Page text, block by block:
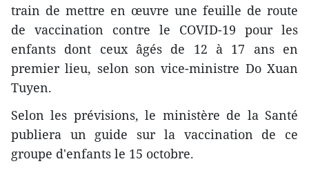
train de mettre en œuvre une feuille de route
de vaccination contre le COVID-19 pour les
enfants dont ceux âgés de 12 à 17 ans en
premier lieu, selon son vice-ministre Do Xuan
Tuyen.
Selon les prévisions, le ministère de la Santé
publiera un guide sur la vaccination de ce
groupe d'enfants le 15 octobre.